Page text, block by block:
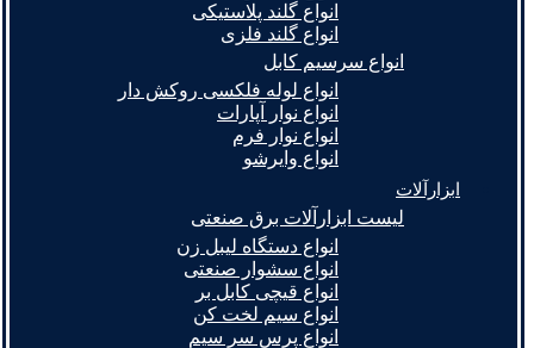
انواع گلند پلاستیکی
انواع گلند فلزی
انواع سرسیم کابل
انواع لوله فلکسی روکش دار
انواع نوار آپارات
انواع نوار فرم
انواع وایرشو
ابزارآلات
لیست ابزارآلات برق صنعتی
انواع دستگاه لیبل زن
انواع سشوار صنعتی
انواع قیچی کابل بر
انواع سیم لخت کن
انواع پرس سر سیم